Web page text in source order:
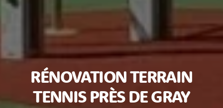
RÉNOVATION TERRAIN
TENNIS PRÈS DE GRAY